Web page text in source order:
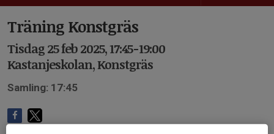
Träning Konstgräs
Tisdag 25 feb 2025, 17:45-19:00
Kastanjeskolan, Konstgräs
Samling: 17:45